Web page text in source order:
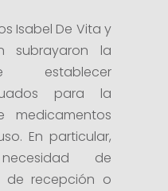
Isabel De Vita y
subrayaron la
establecer
para la
medicamentos
En particular,
de
de recepción o